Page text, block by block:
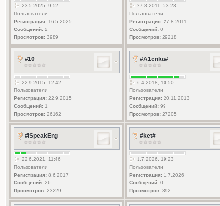
23.5.2025, 9:52
Пользователи
Регистрация:16.5.2025
Сообщений:2
Просмотров:3989
27.8.2011, 23:23
Пользователи
Регистрация:27.8.2011
Сообщений:0
Просмотров:29218
#10
22.9.2015, 12:42
Пользователи
Регистрация:22.9.2015
Сообщений:1
Просмотров:26162
#A1enka#
6.4.2018, 10:50
Пользователи
Регистрация:20.11.2013
Сообщений:99
Просмотров:27205
#iSpeakEng
22.6.2021, 11:46
Пользователи
Регистрация:8.6.2017
Сообщений:26
Просмотров:23229
#ket#
1.7.2026, 19:23
Пользователи
Регистрация:1.7.2026
Сообщений:0
Просмотров:392